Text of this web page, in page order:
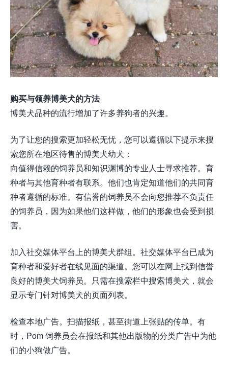
购买与领养博美犬的方法
博美犬品种的流行增加了许多养狗者的兴趣。
为了让您的搜索更加轻松无忧，您可以遵循以下提示来搜
索您所在地区待售的博美犬幼犬：
向值得信赖的饲养员和知识渊博的专业人士寻求推荐。育
种者与其他育种者有联系。他们也肯定知道他们的共同育
种者遵循的标准。有信誉的饲养员不会向您推荐不负责任
的饲养员，因为如果他们这样做，他们的形象也会受到损
害。
加入社交媒体平台上的博美犬群组。社交媒体平台已成为
育种者和爱好者在线见面的渠道。您可以在网上找到信誉
良好的博美犬饲养员。只需在搜索栏中搜索博美犬，就会
显示专门针对博美犬的页面列表。
检查本地广告。扫描报纸，甚至街道上张贴的传单。有
时，Pom 饲养员会在报纸和其他出版物的分类广告中为他
们的小狗做广告。